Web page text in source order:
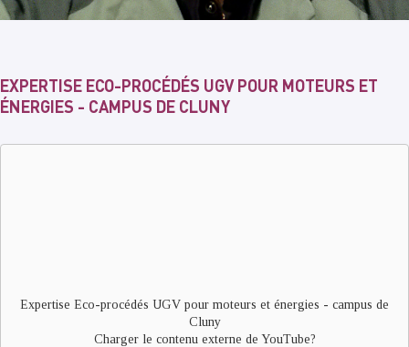
EXPERTISE ECO-PROCÉDÉS UGV POUR MOTEURS ET
ÉNERGIES - CAMPUS DE CLUNY
Remote
Expertise Eco-procédés UGV pour moteurs et énergies - campus de
Cluny
Charger le contenu externe de YouTube?